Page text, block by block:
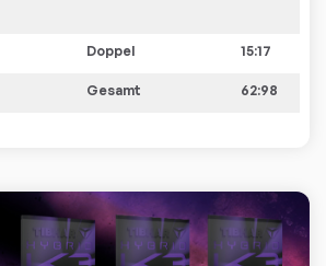
Doppel 15:17
Gesamt 62:98